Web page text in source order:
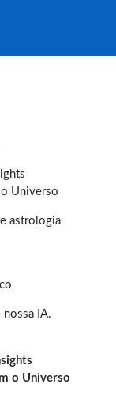
o Universo
astrologia
nossa IA.
o Universo